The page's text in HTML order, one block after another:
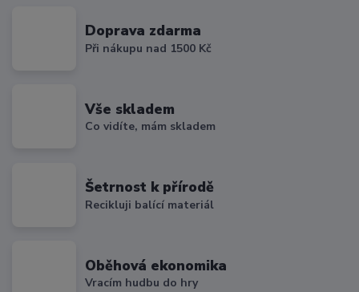
Doprava zdarma
Při nákupu nad 1500 Kč
Vše skladem
Co vidíte, mám skladem
Šetrnost k přírodě
Recikluji balící materiál
Oběhová ekonomika
Vracím hudbu do hry